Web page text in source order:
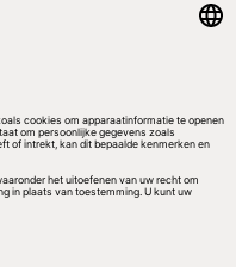
'Stealth IT'.
zeggen
(AWS) kost